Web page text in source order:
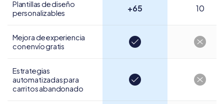
Plantillas de diseño
personalizables
+65 10
Mejora de experiencia
con envío gratis
Estrategias
automatizadas para
carritos abandonado